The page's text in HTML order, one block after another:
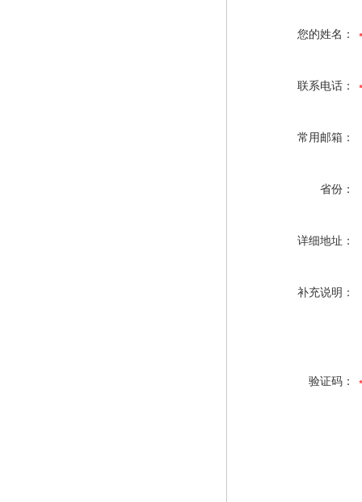
您的姓名：
联系电话：
常用邮箱：
省份：
详细地址：
补充说明：
验证码：